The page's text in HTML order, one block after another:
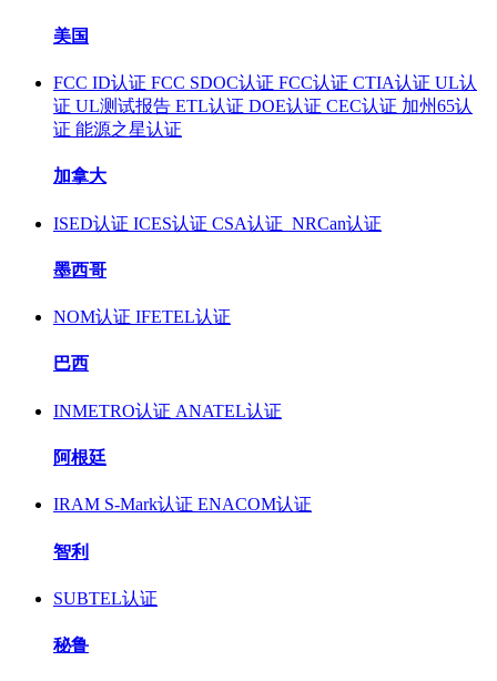
美国
FCC ID认证 FCC SDOC认证 FCC认证 CTIA认证 UL认
证 UL测试报告 ETL认证 DOE认证 CEC认证 加州65认
证 能源之星认证
加拿大
ISED认证 ICES认证 CSA认证 NRCan认证
墨西哥
NOM认证 IFETEL认证
巴西
INMETRO认证 ANATEL认证
阿根廷
IRAM S-Mark认证 ENACOM认证
智利
SUBTEL认证
秘鲁